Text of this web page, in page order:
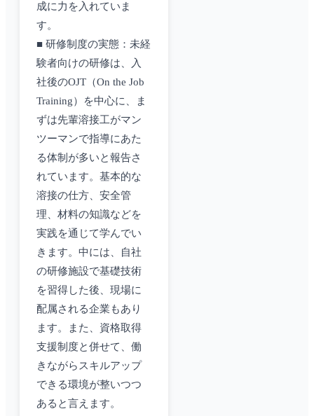
成に力を入れていま
す。
■ 研修制度の実態：未経
験者向けの研修は、入
社後のOJT（On the Job
Training）を中心に、ま
ずは先輩溶接工がマン
ツーマンで指導にあた
る体制が多いと報告さ
れています。基本的な
溶接の仕方、安全管
理、材料の知識などを
実践を通じて学んでい
きます。中には、自社
の研修施設で基礎技術
を習得した後、現場に
配属される企業もあり
ます。また、資格取得
支援制度と併せて、働
きながらスキルアップ
できる環境が整いつつ
あると言えます。